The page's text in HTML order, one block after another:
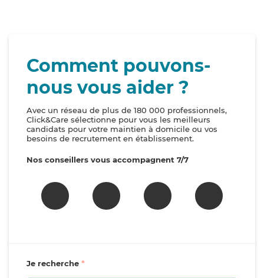
Comment pouvons-
nous vous aider ?
Avec un réseau de plus de 180 000 professionnels,
Click&Care sélectionne pour vous les meilleurs
candidats pour votre maintien à domicile ou vos
besoins de recrutement en établissement.
Nos conseillers vous accompagnent 7/7
Je recherche